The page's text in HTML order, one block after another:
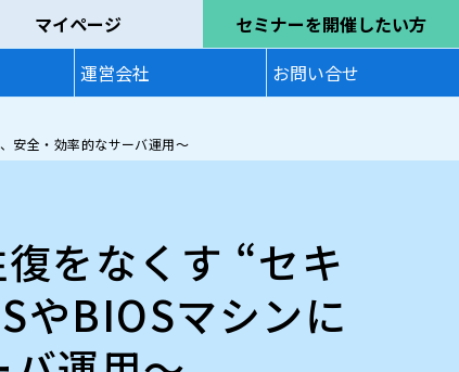
マイページ
セミナーを開催したい方
運営会社 お問い合せ
安全・効率的なサーバ運用～
をなくす “セキ
やBIOSマシンに